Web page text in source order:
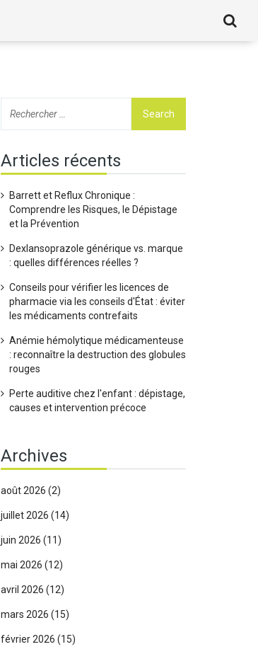
Articles récents
Barrett et Reflux Chronique :
Comprendre les Risques, le Dépistage
et la Prévention
Dexlansoprazole générique vs. marque
: quelles différences réelles ?
Conseils pour vérifier les licences de
pharmacie via les conseils d'État : éviter
les médicaments contrefaits
Anémie hémolytique médicamenteuse
: reconnaître la destruction des globules
rouges
Perte auditive chez l'enfant : dépistage,
causes et intervention précoce
Archives
août 2026 (2)
juillet 2026 (14)
juin 2026 (11)
mai 2026 (12)
avril 2026 (12)
mars 2026 (15)
février 2026 (15)